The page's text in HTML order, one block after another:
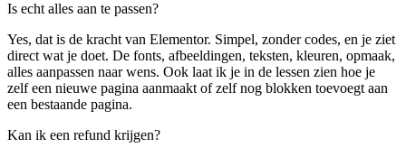
Is echt alles aan te passen?
Yes, dat is de kracht van Elementor. Simpel, zonder codes, en je ziet
direct wat je doet. De fonts, afbeeldingen, teksten, kleuren, opmaak,
alles aanpassen naar wens. Ook laat ik je in de lessen zien hoe je
zelf een nieuwe pagina aanmaakt of zelf nog blokken toevoegt aan
een bestaande pagina.
Kan ik een refund krijgen?